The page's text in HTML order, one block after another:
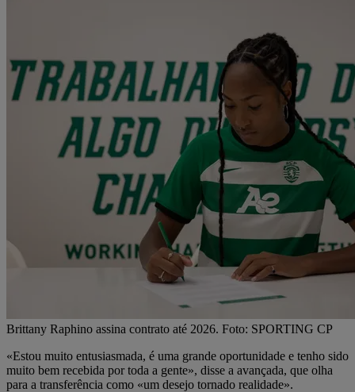
Brittany Raphino assina contrato até 2026. Foto: SPORTING CP
«Estou muito entusiasmada, é uma grande oportunidade e tenho sido
muito bem recebida por toda a gente», disse a avançada, que olha
para a transferência como «um desejo tornado realidade».